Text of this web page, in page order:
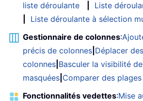
liste déroulante
Liste
Liste déroulante à sélection
Gestionnaire de colonnes:
précis de colonnes Déplacer des
colonnes Basculer la visibilité
masquées Comparer des
Fonctionnalités vedettes:Mise